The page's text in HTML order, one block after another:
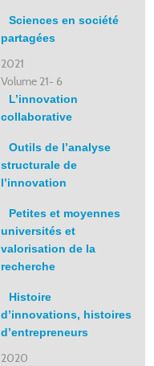
Sciences en société
partagées
2021
Volume 21- 6
L’innovation
collaborative
Outils de l’analyse
structurale de
l’innovation
Petites et moyennes
universités et
valorisation de la
recherche
Histoire
d’innovations, histoires
d’entrepreneurs
2020